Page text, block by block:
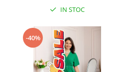
IN STOC
-40%